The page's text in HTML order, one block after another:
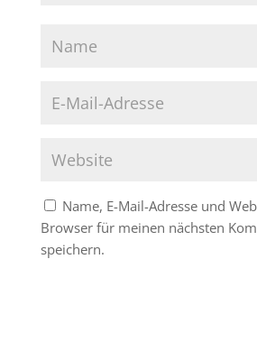
Name, E-Mail-Adresse und
Browser für meinen nächsten
speichern.